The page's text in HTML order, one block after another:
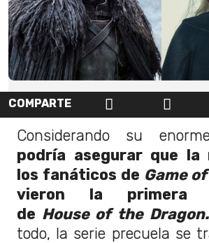
COMPARTE
Considerando su
podría asegurar que la
los fanáticos de Game
vieron la primera
de House of the Dragon.
todo, la serie precuela se